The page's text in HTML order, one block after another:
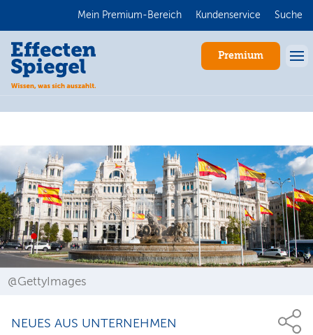
Mein Premium-Bereich Kundenservice Suche
Premium
@GettyImages
NEUES AUS UNTERNEHMEN
Anmelden